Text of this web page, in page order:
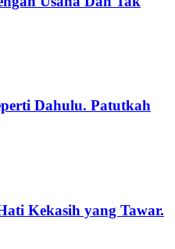
Dahulu. Patutkah
Kekasih yang Tawar.